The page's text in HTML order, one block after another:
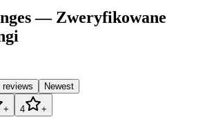
— Zweryfikowane
reviews Newest
+ 4 +